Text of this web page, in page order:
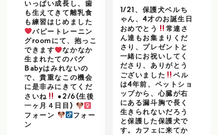
いっぱい成長し、歯
も生えてきて離乳食
も練習はじめました
パピートレーニン
グroomにて、抱っこ
できます
なかなか
生まれたてのパグ
Babyはみれないの
で、貴重なこの機会
に是非みにきてくだ
さいね
●2/6(生後
一ヶ月４日目)
フォーン
フォー
ン
1/21、保護犬ベルち
ゃん、4才のお誕生日
おめでとう
常連さ
ん達もお集まりくだ
さり、プレゼントと
一緒にお祝いしてく
ださり、ありがとう
ございました
ベル
は4年前、ペットショ
ップから、心臓が右
にある漏斗胸で長く
生きられないだろう
と保護した保護犬で
す。カフェに来てか